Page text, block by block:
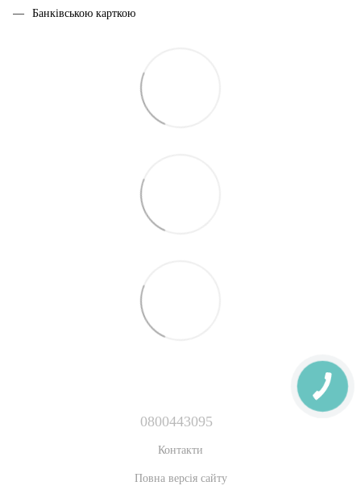
Банківською карткою
0800443095
Контакти
Повна версія сайту